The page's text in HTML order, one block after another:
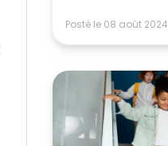
Posté le 08 août 2024